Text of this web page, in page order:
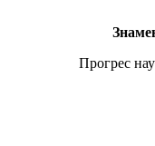
Прогрес